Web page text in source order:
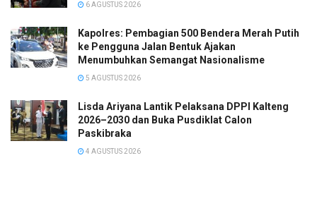
6 AGUSTUS 2026
Kapolres: Pembagian 500 Bendera Merah Putih
ke Pengguna Jalan Bentuk Ajakan
Menumbuhkan Semangat Nasionalisme
5 AGUSTUS 2026
Lisda Ariyana Lantik Pelaksana DPPI Kalteng
2026–2030 dan Buka Pusdiklat Calon
Paskibraka
4 AGUSTUS 2026